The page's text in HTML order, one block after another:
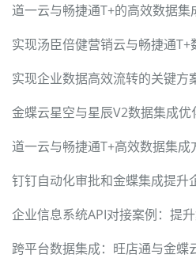
道一云与畅捷通T+的高效数据集
实现汤臣倍健营销云与畅捷通
实现企业数据高效流转的关键方
金蝶云星空与星辰V2数据集成优
道一云与畅捷通T+高效数据集成
钉钉自动化审批和金蝶集成提升
企业信息系统API对接案例：提
跨平台数据集成：旺店通与金蝶